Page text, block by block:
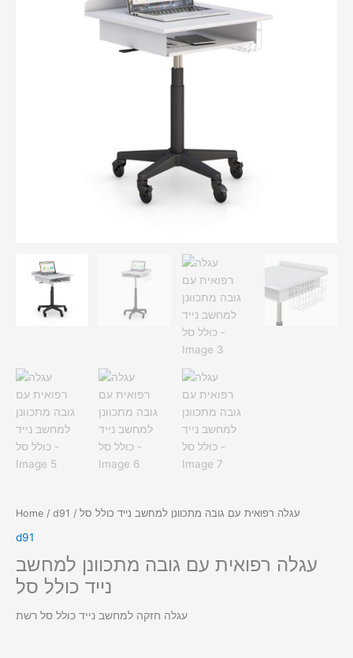
Home / d91 / עגלה רפואית עם גובה מתכוונן למחשב נייד כולל סל
d91
עגלה רפואית עם גובה מתכוונן למחשב
נייד כולל סל
עגלה חזקה למחשב נייד כולל סל רשת